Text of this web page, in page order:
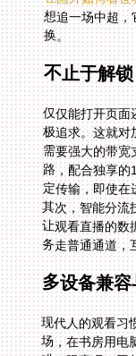
换。
不止于解
仅仅能打开页面
极追求。这就对
需要强大的带宽
路，配合独享
定传输，即使在
其次，智能分流
让观看直播的数
务走普通通道，
多设备兼
现代人的观看习
场，在书房用电
瞄一眼赛况。因
无论是Android
电脑，都能轻松
备同时连接的功
益不会因为更换
看世界杯中文解
用加速，瞬间就